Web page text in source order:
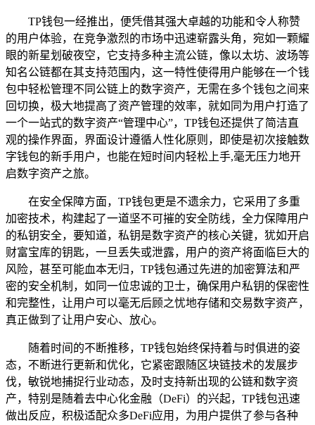
TP钱包一经推出，便凭借其强大卓越的功能和令人称赞
的用户体验，在竞争激烈的市场中迅速崭露头角，宛如一颗耀
眼的新星划破夜空，它支持多种主流公链，像以太坊、波场等
知名公链都在其支持范围内，这一特性使得用户能够在一个钱
包中轻松管理不同公链上的数字资产，无需在多个钱包之间来
回切换，极大地提高了资产管理的效率，就如同为用户打造了
一个一站式的数字资产“管理中心”，TP钱包还提供了简洁直
观的操作界面，界面设计遵循人性化原则，即使是初次接触数
字钱包的新手用户，也能在短时间内轻松上手,毫无压力地开
启数字资产之旅。
在安全保障方面，TP钱包更是不遗余力，它采用了多重
加密技术，构建起了一道坚不可摧的安全防线，全力保障用户
的私钥安全，要知道，私钥是数字资产的核心关键，犹如开启
财富宝库的钥匙，一旦丢失或泄露，用户的资产将面临巨大的
风险，甚至可能血本无归，TP钱包通过先进的加密算法和严
密的安全机制，如同一位忠诚的卫士，确保用户私钥的保密性
和完整性，让用户可以毫无后顾之忧地存储和交易数字资产，
真正做到了让用户安心、放心。
随着时间的不断推移，TP钱包始终保持着与时俱进的姿
态，不断进行更新和优化，它紧密跟随区块链技术的发展步
伐，敏锐地捕捉行业动态，及时支持新出现的公链和数字资
产，特别是随着去中心化金融（DeFi）的兴起，TP钱包迅速
做出反应，积极适配众多DeFi应用，为用户提供了参与各种